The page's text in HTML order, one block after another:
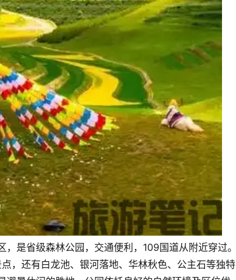
是省级森林公园，交通便利，109国道从附近穿过。
，还有白龙池、银河落地、华林秋色、公主石等独特